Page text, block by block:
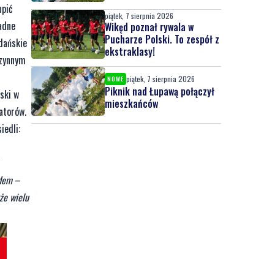
w
–
wielu
piątek, 7 sierpnia 2026
Wikęd poznał rywala w
Pucharze Polski. To zespół z
ekstraklasy!
NOWE piątek, 7 sierpnia 2026
Piknik nad Łupawą połączył
mieszkańców